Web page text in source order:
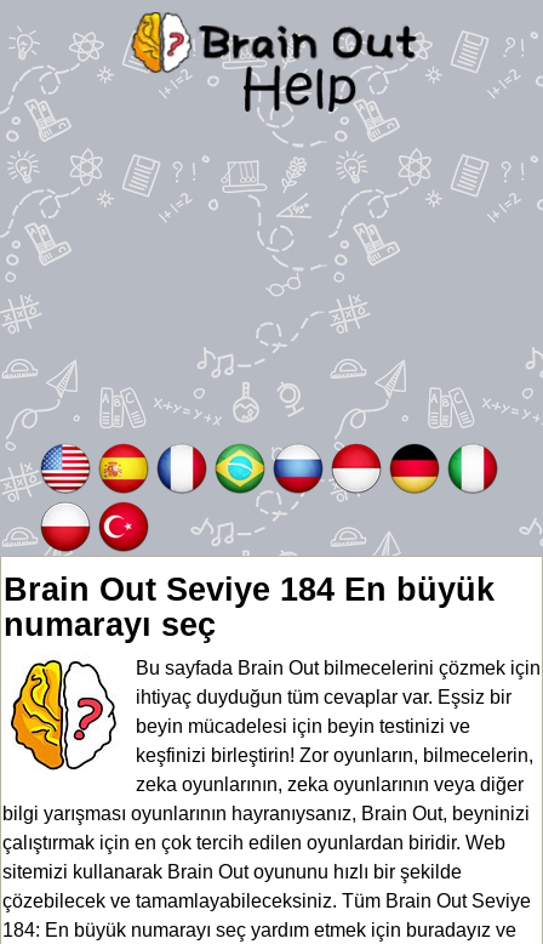
Brain Out Seviye 184 En büyük
numarayı seç
Bu sayfada Brain Out bilmecelerini çözmek için
ihtiyaç duyduğun tüm cevaplar var. Eşsiz bir
beyin mücadelesi için beyin testinizi ve
keşfinizi birleştirin! Zor oyunların, bilmecelerin,
zeka oyunlarının, zeka oyunlarının veya diğer
bilgi yarışması oyunlarının hayranıysanız, Brain Out, beyninizi
çalıştırmak için en çok tercih edilen oyunlardan biridir. Web
sitemizi kullanarak Brain Out oyununu hızlı bir şekilde
çözebilecek ve tamamlayabileceksiniz. Tüm Brain Out Seviye
184: En büyük numarayı seç yardım etmek için buradayız ve